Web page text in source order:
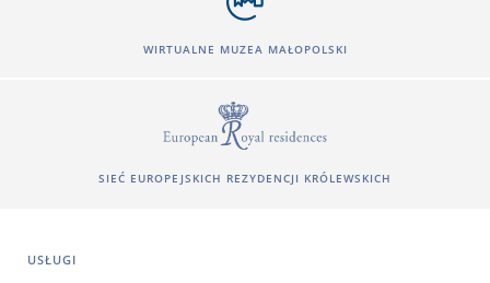
WIRTUALNE MUZEA MAŁOPOLSKI
SIEĆ EUROPEJSKICH REZYDENCJI KRÓLEWSKICH
USŁUGI